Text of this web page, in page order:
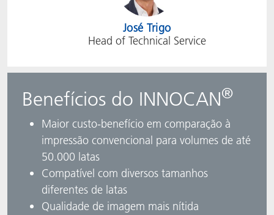
José Trigo
Head of Technical Service
Benefícios do INNOCAN®
Maior custo-benefício em comparação à
impressão convencional para volumes de até
50.000 latas
Compatível com diversos tamanhos
diferentes de latas
Qualidade de imagem mais nítida